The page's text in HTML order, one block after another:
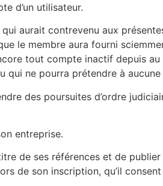
d’un utilisateur.
aurait contrevenu aux
le membre aura fourni
tout compte inactif depuis au
qui ne pourra prétendre à
des poursuites d’ordre
entreprise.
de ses références et de publier
de son inscription, qu’il